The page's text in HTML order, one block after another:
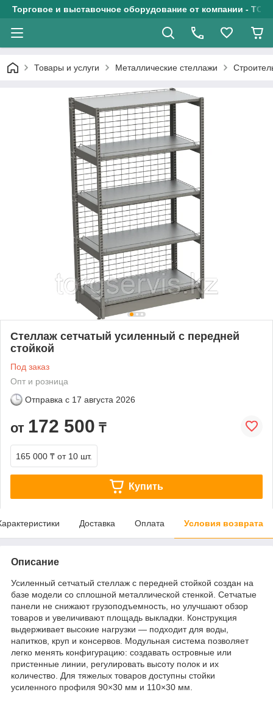
Торговое и выставочное оборудование от компании - ТОО
Товары и услуги Металлические стеллажи
Стеллаж сетчатый усиленный с передней
стойкой
Под заказ
Опт и розница
Отправка с 17 августа 2026
от 172 500 ₸
165 000 ₸ от 10 шт.
Купить
Доставка Оплата Условия возврата
Описание
Усиленный сетчатый стеллаж с передней стойкой создан на
базе модели со сплошной металлической стенкой. Сетчатые
панели не снижают грузоподъемность, но улучшают обзор
товаров и увеличивают площадь выкладки. Конструкция
выдерживает высокие нагрузки — подходит для воды,
напитков, круп и консервов. Модульная система позволяет
легко менять конфигурацию: создавать островные или
пристенные линии, регулировать высоту полок и их
количество. Для тяжелых товаров доступны стойки
усиленного профиля 90×30 мм и 110×30 мм.